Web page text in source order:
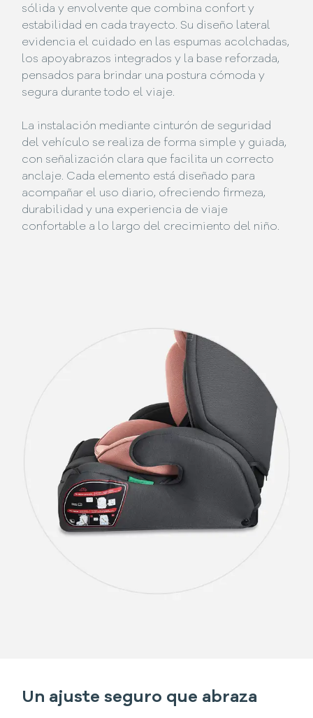
sólida y envolvente que combina confort y
estabilidad en cada trayecto. Su diseño lateral
evidencia el cuidado en las espumas acolchadas,
los apoyabrazos integrados y la base reforzada,
pensados para brindar una postura cómoda y
segura durante todo el viaje.
La instalación mediante cinturón de seguridad
del vehículo se realiza de forma simple y guiada,
con señalización clara que facilita un correcto
anclaje. Cada elemento está diseñado para
acompañar el uso diario, ofreciendo firmeza,
durabilidad y una experiencia de viaje
confortable a lo largo del crecimiento del niño.
Un ajuste seguro que abraza